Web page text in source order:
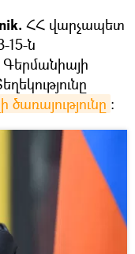
ՀՀ վարչապետ
15-ն
ծառայությունը ։